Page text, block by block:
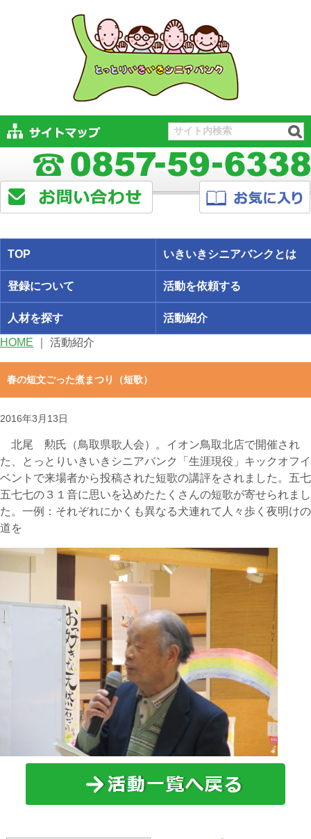
TOP いきいきシニアバンクとは
登録について 活動を依頼する
人材を探す 活動紹介
HOME 活動紹介
春の短文ごった煮まつり（短歌）
2016年3月13日
北尾 勲氏（鳥取県歌人会）。イオン鳥取北店で開催され
た、とっとりいきいきシニアバンク「生涯現役」キックオフイ
ベントで来場者から投稿された短歌の講評をされました。五七
五七七の３１音に思いを込めたたくさんの短歌が寄せられまし
た。一例：それぞれにかくも異なる犬連れて人々歩く夜明けの
道を